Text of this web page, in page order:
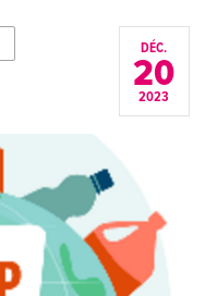
DÉC.
20
2023